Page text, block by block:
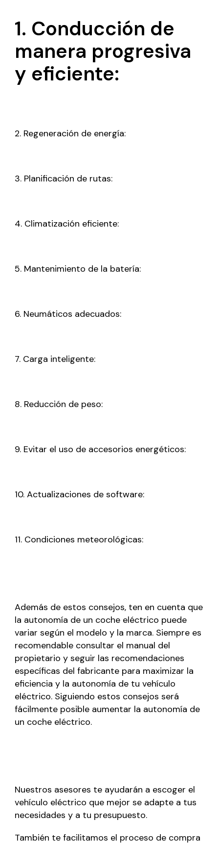
1. Conducción de
manera progresiva
y eficiente:
2. Regeneración de energía:
3. Planificación de rutas:
4. Climatización eficiente:
5. Mantenimiento de la batería:
6. Neumáticos adecuados:
7. Carga inteligente:
8. Reducción de peso:
9. Evitar el uso de accesorios energéticos:
10. Actualizaciones de software:
11. Condiciones meteorológicas:
Además de estos consejos, ten en cuenta que
la autonomía de un coche eléctrico puede
variar según el modelo y la marca. Siempre es
recomendable consultar el manual del
propietario y seguir las recomendaciones
específicas del fabricante para maximizar la
eficiencia y la autonomía de tu vehículo
eléctrico. Siguiendo estos consejos será
fácilmente posible aumentar la autonomía de
un coche eléctrico.
Nuestros asesores te ayudarán a escoger el
vehículo eléctrico que mejor se adapte a tus
necesidades y a tu presupuesto.
También te facilitamos el proceso de compra